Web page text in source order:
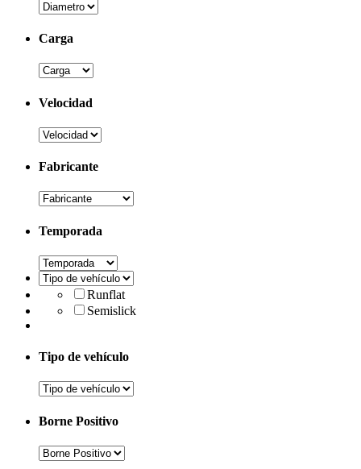
Carga
Velocidad
Fabricante
Temporada
Runflat
Semislick
Tipo de vehículo
Borne Positivo